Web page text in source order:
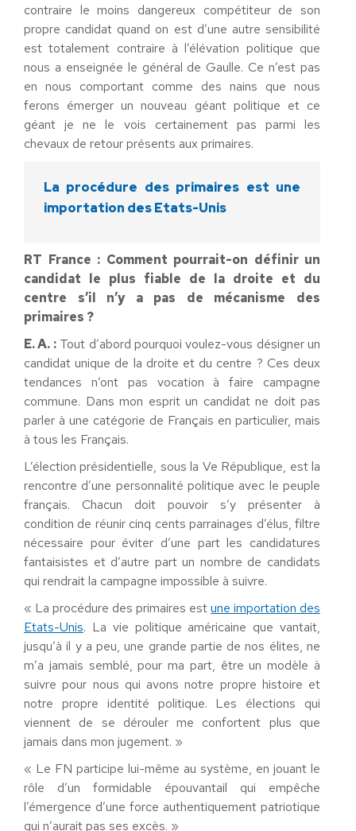
contraire le moins dangereux compétiteur de son
propre candidat quand on est d’une autre sensibilité
est totalement contraire à l’élévation politique que
nous a enseignée le général de Gaulle. Ce n’est pas
en nous comportant comme des nains que nous
ferons émerger un nouveau géant politique et ce
géant je ne le vois certainement pas parmi les
chevaux de retour présents aux primaires.
La procédure des primaires est une
importation des Etats-Unis
RT France : Comment pourrait-on définir un
candidat le plus fiable de la droite et du
centre s’il n’y a pas de mécanisme des
primaires ?
E. A. :Tout d’abord pourquoi voulez-vous désigner un
candidat unique de la droite et du centre ? Ces deux
tendances n’ont pas vocation à faire campagne
commune. Dans mon esprit un candidat ne doit pas
parler à une catégorie de Français en particulier, mais
à tous les Français.
L’élection présidentielle, sous la Ve République, est la
rencontre d’une personnalité politique avec le peuple
français. Chacun doit pouvoir s’y présenter à
condition de réunir cinq cents parrainages d’élus, filtre
nécessaire pour éviter d’une part les candidatures
fantaisistes et d’autre part un nombre de candidats
qui rendrait la campagne impossible à suivre.
« La procédure des primaires estune importation des
Etats-Unis. La vie politique américaine que vantait,
jusqu’à il y a peu, une grande partie de nos élites, ne
m’a jamais semblé, pour ma part, être un modèle à
suivre pour nous qui avons notre propre histoire et
notre propre identité politique. Les élections qui
viennent de se dérouler me confortent plus que
jamais dans mon jugement. »
« Le FN participe lui-même au système, en jouant le
rôle d’un formidable épouvantail qui empêche
l’émergence d’une force authentiquement patriotique
qui n’aurait pas ses excès. »